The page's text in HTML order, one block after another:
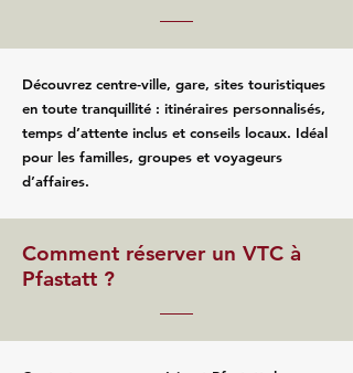
Découvrez centre-ville, gare, sites touristiques
en toute tranquillité : itinéraires personnalisés,
temps d’attente inclus et conseils locaux. Idéal
pour les familles, groupes et voyageurs
d’affaires.
Comment réserver un VTC à
Pfastatt ?